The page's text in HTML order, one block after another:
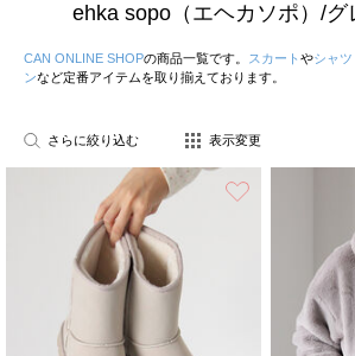
ehka sopo（エヘカソポ）/グ
CAN ONLINE SHOPの商品一覧です。 スカート やシャ
ンなど定番アイテムを取り揃えております。
さらに絞り込む 表示変更